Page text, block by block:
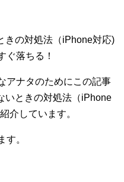
きの対処法（iPhone対応)
ぐ落ちる！
アナタのためにこの記事
いときの対処法（iPhone
介しています。
す。